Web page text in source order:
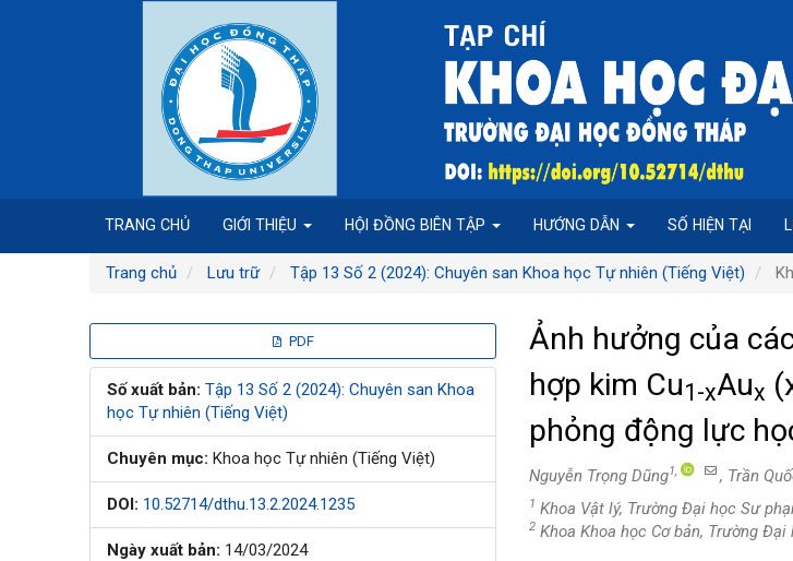
TRANG CHỦ GIỚI THIỆU HỘI ĐỒNG BIÊN TẬP HƯỚNG DẪN SỐ HIỆN TẠI
Trang chủ Lưu trữ Tập 13 Số 2 (2024): Chuyên san Khoa học Tự nhiên (Tiếng Việt)
Thanh
bên
bài
viết
PDF
Số xuất bản: Tập 13 Số 2 (2024): Chuyên san Khoa
học Tự nhiên (Tiếng Việt)
Chuyên mục: Khoa học Tự nhiên (Tiếng Việt)
DOI: 10.52714/dthu.13.2.2024.1235
Ngày xuất bản: 14/03/2024
Ảnh hưởng của
hợp kim Cu1-xAux
phỏng động lực
Nguyễn Trọng Dũng1, , Trần
1 Khoa Vật lý, Trường Đại học Sư
2 Khoa Khoa học Cơ bản, Trường